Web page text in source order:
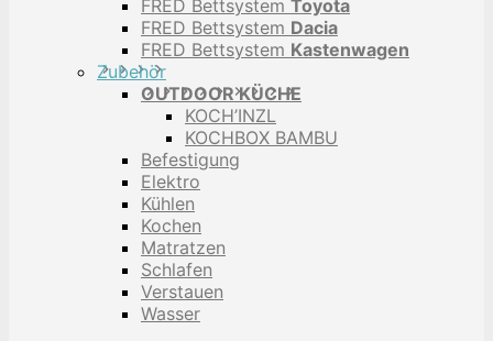
FRED Bettsystem Toyota
FRED Bettsystem Dacia
FRED Bettsystem Kastenwagen
Zubehör
OUTDOOR KÜCHE
KOCH’INZL
KOCHBOX BAMBU
Befestigung
Elektro
Kühlen
Kochen
Matratzen
Schlafen
Verstauen
Wasser